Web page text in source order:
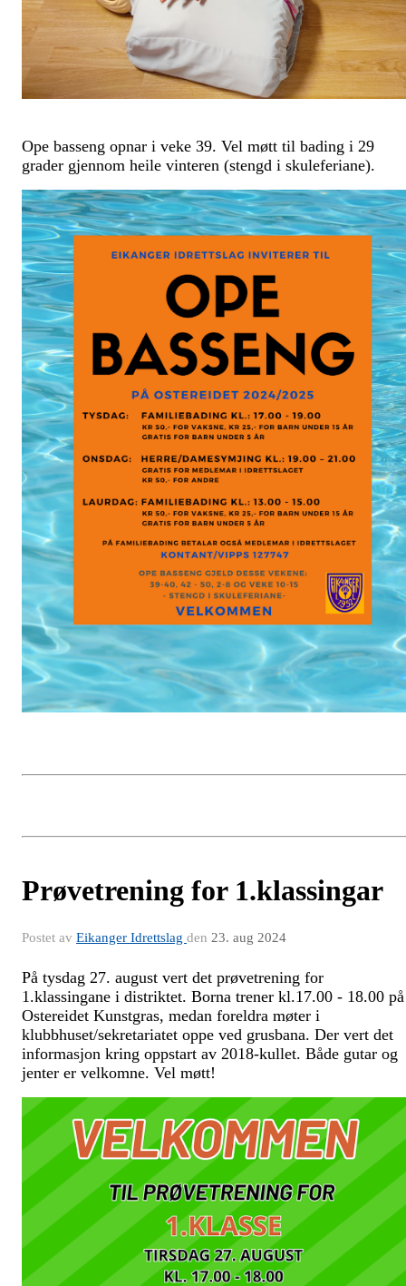
Ope basseng opnar i veke 39. Vel møtt til bading i 29
grader gjennom heile vinteren (stengd i skuleferiane).
Prøvetrening for 1.klassingar
Postet av Eikanger Idrettslag den 23. aug 2024
På tysdag 27. august vert det prøvetrening for
1.klassingane i distriktet. Borna trener kl.17.00 - 18.00 på
Ostereidet Kunstgras, medan foreldra møter i
klubbhuset/sekretariatet oppe ved grusbana. Der vert det
informasjon kring oppstart av 2018-kullet. Både gutar og
jenter er velkomne. Vel møtt!